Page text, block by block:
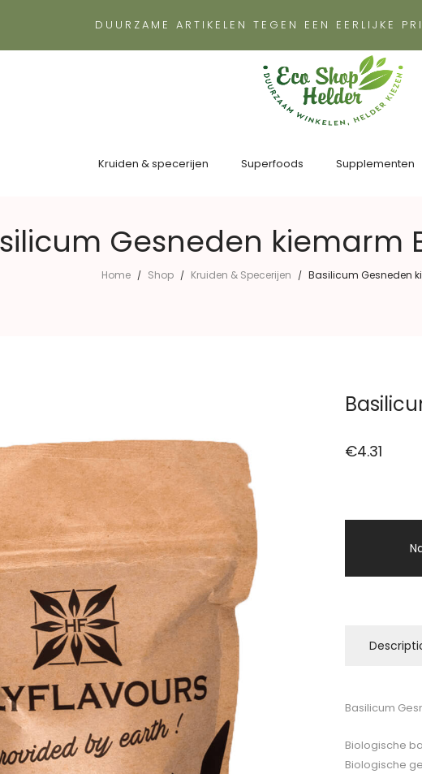
DUURZAME ARTIKELEN TEGEN EEN EERLIJKE
Kruiden & specerijen Superfoods Supplementen
Gesneden kiemarm
Home / Shop / Kruiden & Specerijen / Basilicum Gesneden
€4.31
Basilicum
Biologische
Biologische